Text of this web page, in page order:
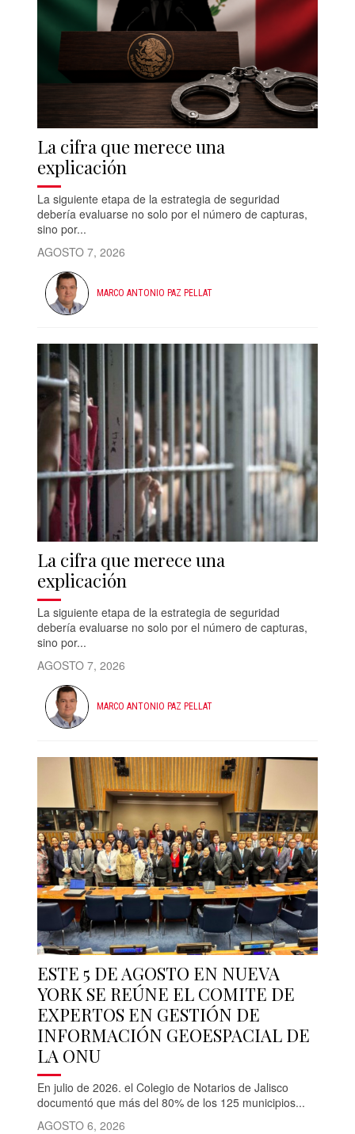
La cifra que merece una
explicación
La siguiente etapa de la estrategia de seguridad
debería evaluarse no solo por el número de capturas,
sino por...
AGOSTO 7, 2026
MARCO ANTONIO PAZ PELLAT
La cifra que merece una
explicación
La siguiente etapa de la estrategia de seguridad
debería evaluarse no solo por el número de capturas,
sino por...
AGOSTO 7, 2026
MARCO ANTONIO PAZ PELLAT
ESTE 5 DE AGOSTO EN NUEVA
YORK SE REÚNE EL COMITE DE
EXPERTOS EN GESTIÓN DE
INFORMACIÓN GEOESPACIAL DE
LA ONU
En julio de 2026. el Colegio de Notarios de Jalisco
documentó que más del 80% de los 125 municipios...
AGOSTO 6, 2026